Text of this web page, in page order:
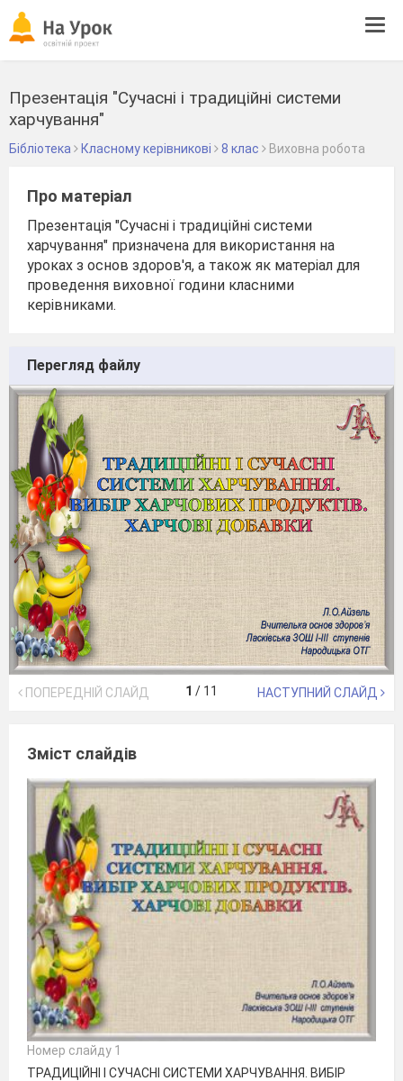
Презентація "Сучасні і традиційні системи
харчування"
Бібліотека Класному керівникові 8 клас Виховна робота
Про матеріал
Презентація "Сучасні і традиційні системи
харчування" призначена для використання на
уроках з основ здоров'я, а також як матеріал для
проведення виховної години класними
керівниками.
Перегляд файлу
ПОПЕРЕДНІЙ СЛАЙД 1 / 11 НАСТУПНИЙ СЛАЙД
Зміст слайдів
Номер слайду 1
ТРАДИЦІЙНІ І СУЧАСНІ СИСТЕМИ ХАРЧУВАННЯ. ВИБІР